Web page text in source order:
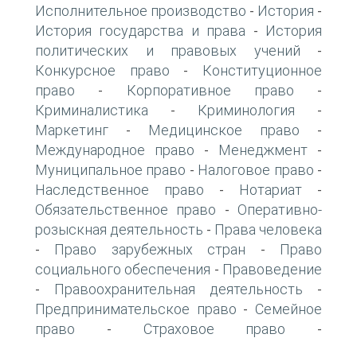
Исполнительное производство - История -
История государства и права -
История
политических и правовых учений -
Конкурсное право -
Конституционное
право - Корпоративное право -
Криминалистика - Криминология -
Маркетинг - Медицинское право -
Международное право - Менеджмент -
Муниципальное право - Налоговое право -
Наследственное право - Нотариат -
Обязательственное право - Оперативно-
розыскная деятельность - Права человека
- Право зарубежных стран -
Право
социального обеспечения - Правоведение
- Правоохранительная деятельность -
Предпринимательское право - Семейное
право - Страховое право -